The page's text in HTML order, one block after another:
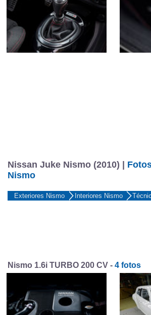
Nissan Juke Nismo (2010) |
Nismo
Exteriores Nismo Interiores Nismo
Nismo 1.6i TURBO 200 CV - 4 fotos